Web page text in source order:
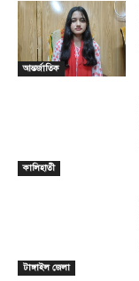
আন্তর্জাতিক
কালিহাতী
টাঙ্গাইল জেলা